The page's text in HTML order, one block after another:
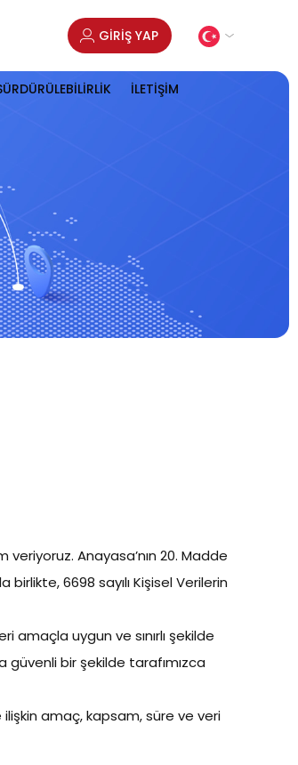
GİRİŞ YAP
İLETİŞİM
Anayasa’nın 20. Madde
birlikte, 6698 sayılı Kişisel Verilerin
amaçla uygun ve sınırlı şekilde
bir şekilde tarafımızca
ilişkin amaç, kapsam, süre ve veri